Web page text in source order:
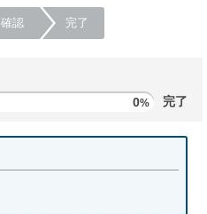
確認 完了
0% 完了